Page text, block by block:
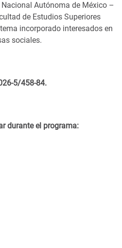
Autónoma de México –
de Estudios Superiores
incorporado interesados en
sociales.
5/458-84.
durante el programa: